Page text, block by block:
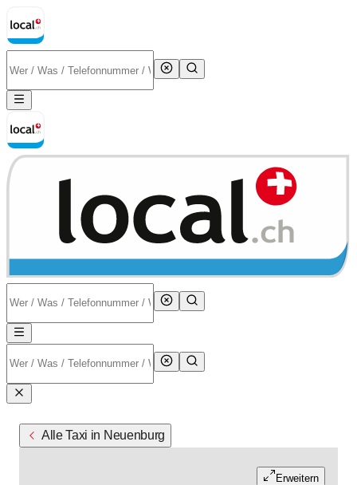
Alle Taxi in Neuenburg
Erweitern